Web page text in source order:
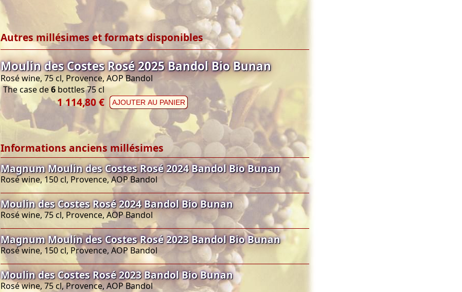
Autres millésimes et formats disponibles
Moulin des Costes Rosé 2025 Bandol Bio Bunan
Rosé wine, 75 cl, Provence, AOP Bandol
The case de6 bottles 75 cl
1 114,80 € AJOUTER AU PANIER
Informations anciens millésimes
Magnum Moulin des Costes Rosé 2024 Bandol Bio Bunan
Rosé wine, 150 cl, Provence, AOP Bandol
Moulin des Costes Rosé 2024 Bandol Bio Bunan
Rosé wine, 75 cl, Provence, AOP Bandol
Magnum Moulin des Costes Rosé 2023 Bandol Bio Bunan
Rosé wine, 150 cl, Provence, AOP Bandol
Moulin des Costes Rosé 2023 Bandol Bio Bunan
Rosé wine, 75 cl, Provence, AOP Bandol